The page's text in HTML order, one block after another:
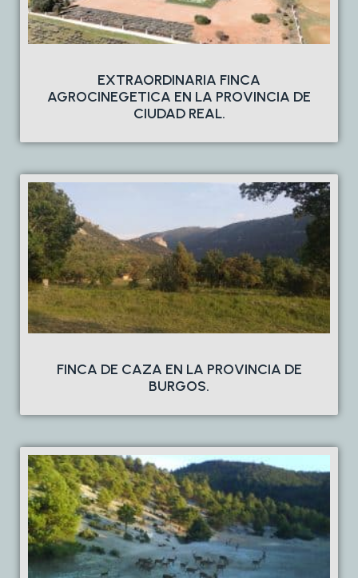
EXTRAORDINARIA FINCA
AGROCINEGETICA EN LA PROVINCIA DE
CIUDAD REAL.
FINCA DE CAZA EN LA PROVINCIA DE
BURGOS.